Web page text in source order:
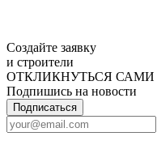
Создайте заявку
и строители
ОТКЛИКНУТЬСЯ САМИ
Подпишись на новости
Подписаться